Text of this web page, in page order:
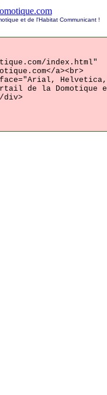
et de l'Habitat Communicant !
index.html"
a><br>
de la Domotique
div>